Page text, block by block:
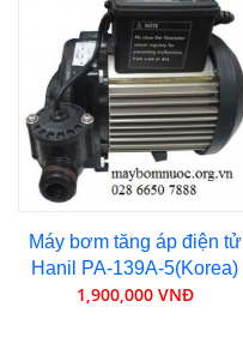
Máy bơm tăng áp điện tử
Hanil PA-139A-5(Korea)
1,900,000 VNĐ